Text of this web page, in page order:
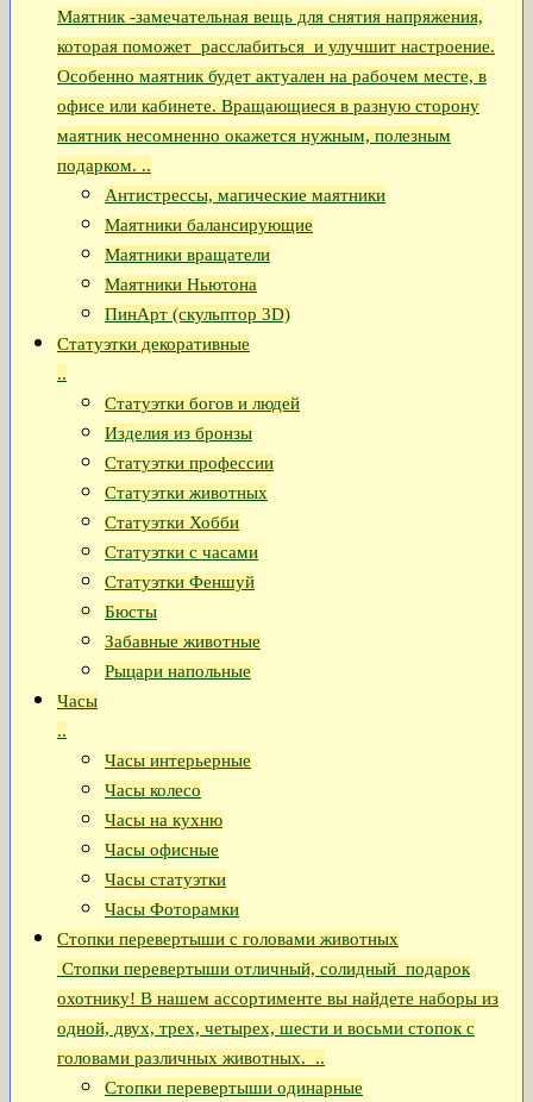
Маятник -замечательная вещь для снятия напряжения,
которая поможет расслабиться и улучшит настроение.
Особенно маятник будет актуален на рабочем месте, в
офисе или кабинете. Вращающиеся в разную сторону
маятник несомненно окажется нужным, полезным
подарком. ..
Антистрессы, магические маятники
Маятники балансирующие
Маятники вращатели
Маятники Ньютона
ПинАрт (скульптор 3D)
Статуэтки декоративные
..
Статуэтки богов и людей
Изделия из бронзы
Статуэтки профессии
Статуэтки животных
Статуэтки Хобби
Статуэтки с часами
Статуэтки Феншуй
Бюсты
Забавные животные
Рыцари напольные
Часы
..
Часы интерьерные
Часы колесо
Часы на кухню
Часы офисные
Часы статуэтки
Часы Фоторамки
Стопки перевертыши с головами животных
Стопки перевертыши отличный, солидный подарок
охотнику! В нашем ассортименте вы найдете наборы из
одной, двух, трех, четырех, шести и восьми стопок с
головами различных животных. ..
Стопки перевертыши одинарные